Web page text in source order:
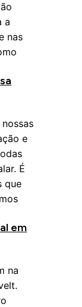
a
nas
e
É
que
em
na